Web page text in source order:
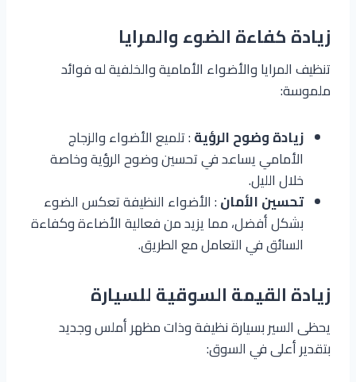
زيادة كفاءة الضوء والمرايا
تنظيف المرايا والأضواء الأمامية والخلفية له فوائد
ملموسة:
زيادة وضوح الرؤية: تلميع الأضواء والزجاج
الأمامي يساعد في تحسين وضوح الرؤية وخاصة
خلال الليل.
تحسين الأمان: الأضواء النظيفة تعكس الضوء
بشكل أفضل، مما يزيد من فعالية الأضاءة وكفاءة
السائق في التعامل مع الطريق.
زيادة القيمة السوقية للسيارة
يحظى السير بسيارة نظيفة وذات مظهر أملس وجديد
بتقدير أعلى في السوق: